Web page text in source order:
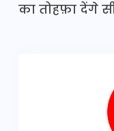
का तोहफ़ा देंगे